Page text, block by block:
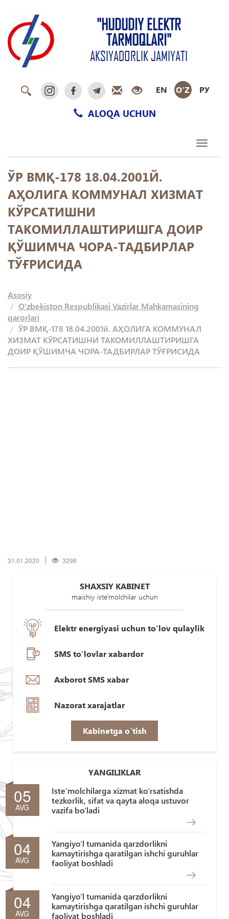
"HUDUDIY ELEKTR
TARMOQLARI"
AKSIYADORLIK JAMIYATI
EN O‘Z РУ
ALOQA UCHUN
Toggle
ЎР ВМҚ-178 18.04.2001Й.
АҲОЛИГА КОММУНАЛ ХИЗМАТ
КЎРСАТИШНИ
ТАКОМИЛЛАШТИРИШГА ДОИР
ҚЎШИМЧА ЧОРА-ТАДБИРЛАР
ТЎҒРИСИДА
Asosiy
O'zbekiston Respublikasi Vazirlar Mahkamasining
qarorlari
ЎР ВМҚ-178 18.04.2001й. АҲОЛИГА КОММУНАЛ
ХИЗМАТ КЎРСАТИШНИ ТАКОМИЛЛАШТИРИШГА
ДОИР ҚЎШИМЧА ЧОРА-ТАДБИРЛАР ТЎҒРИСИДА
31.01.2020 3298
SHAXSIY KABINET
maishiy iste'molchilar uchun
Elektr energiyasi uchun to'lov qulaylik
SMS to'lovlar xabardor
Axborot SMS xabar
Nazorat xarajatlar
Kabinetga o`tish
YANGILIKLAR
05
AVG
Iste’molchilarga xizmat ko‘rsatishda
tezkorlik, sifat va qayta aloqa ustuvor
vazifa bo‘ladi
04
AVG
Yangiyo‘l tumanida qarzdorlikni
kamaytirishga qaratilgan ishchi guruhlar
faoliyat boshladi
04
AVG
Yangiyo‘l tumanida qarzdorlikni
kamaytirishga qaratilgan ishchi guruhlar
faoliyat boshladi